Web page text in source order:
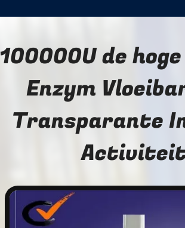
100000U de
Enzym
Transparante